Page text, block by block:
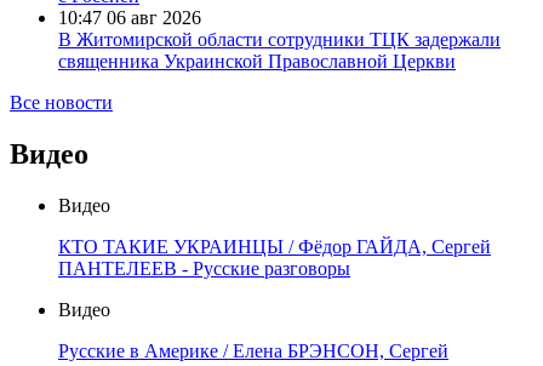
10:47 06 авг 2026
В Житомирской области сотрудники ТЦК задержали
священника Украинской Православной Церкви
Все новости
Видео
Видео
КТО ТАКИЕ УКРАИНЦЫ / Фёдор ГАЙДА, Сергей
ПАНТЕЛЕЕВ - Русские разговоры
Видео
Русские в Америке / Елена БРЭНСОН, Сергей